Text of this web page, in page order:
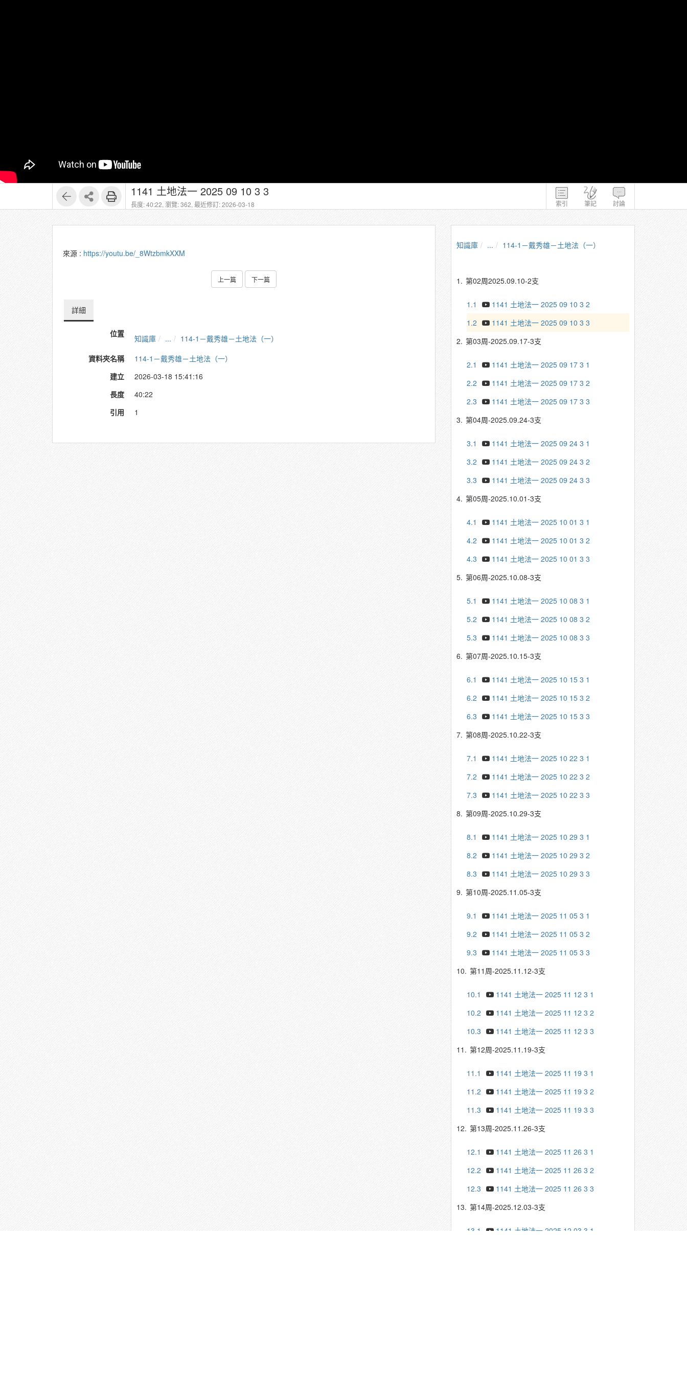
索引 筆記 討論
1141 土地法一 2025 09 10 3 3
長度: 40:22, 瀏覽: 362, 最近修訂: 2026-03-18
來源 : https://youtu.be/_8WtzbmkXXM
上一篇 下一篇
詳細
位置 知識庫 ...
114-1－戴秀雄－土地法（一）
資料夾名稱
114-1－戴秀雄－土地法（一）
建立
2026-03-18 15:41:16
長度
40:22
引用
1
知識庫 ... 114-1－戴秀雄－土地法（一）
1. 第02周2025.09.10-2支
1.1
1141 土地法一 2025 09 10 3 2
1.2
1141 土地法一 2025 09 10 3 3
2. 第03周-2025.09.17-3支
2.1
1141 土地法一 2025 09 17 3 1
2.2
1141 土地法一 2025 09 17 3 2
2.3
1141 土地法一 2025 09 17 3 3
3. 第04周-2025.09.24-3支
3.1
1141 土地法一 2025 09 24 3 1
3.2
1141 土地法一 2025 09 24 3 2
3.3
1141 土地法一 2025 09 24 3 3
4. 第05周-2025.10.01-3支
4.1
1141 土地法一 2025 10 01 3 1
4.2
1141 土地法一 2025 10 01 3 2
4.3
1141 土地法一 2025 10 01 3 3
5. 第06周-2025.10.08-3支
5.1
1141 土地法一 2025 10 08 3 1
5.2
1141 土地法一 2025 10 08 3 2
5.3
1141 土地法一 2025 10 08 3 3
6. 第07周-2025.10.15-3支
6.1
1141 土地法一 2025 10 15 3 1
6.2
1141 土地法一 2025 10 15 3 2
6.3
1141 土地法一 2025 10 15 3 3
7. 第08周-2025.10.22-3支
7.1
1141 土地法一 2025 10 22 3 1
7.2
1141 土地法一 2025 10 22 3 2
7.3
1141 土地法一 2025 10 22 3 3
8. 第09周-2025.10.29-3支
8.1
1141 土地法一 2025 10 29 3 1
8.2
1141 土地法一 2025 10 29 3 2
8.3
1141 土地法一 2025 10 29 3 3
9. 第10周-2025.11.05-3支
9.1
1141 土地法一 2025 11 05 3 1
9.2
1141 土地法一 2025 11 05 3 2
9.3
1141 土地法一 2025 11 05 3 3
10. 第11周-2025.11.12-3支
10.1
1141 土地法一 2025 11 12 3 1
10.2
1141 土地法一 2025 11 12 3 2
10.3
1141 土地法一 2025 11 12 3 3
11. 第12周-2025.11.19-3支
11.1
1141 土地法一 2025 11 19 3 1
11.2
1141 土地法一 2025 11 19 3 2
11.3
1141 土地法一 2025 11 19 3 3
12. 第13周-2025.11.26-3支
12.1
1141 土地法一 2025 11 26 3 1
12.2
1141 土地法一 2025 11 26 3 2
12.3
1141 土地法一 2025 11 26 3 3
13. 第14周-2025.12.03-3支
13.1
1141 土地法一 2025 12 03 3 1